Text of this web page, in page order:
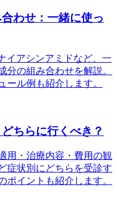
わせ：一緒に使っ
イアシンアミドなど、一
分の組み合わせを解説。
ール例も紹介します。
ちらに行くべき？
用・治療内容・費用の観
症状別にどちらを受診す
ポイントも紹介します。